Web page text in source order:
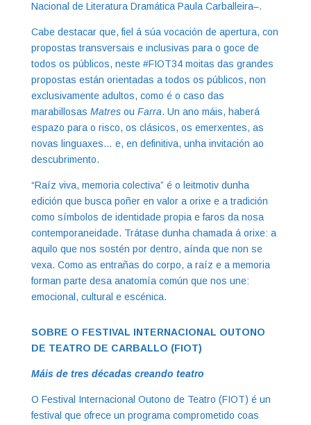
Nacional de Literatura Dramática Paula Carballeira–.
Cabe destacar que, fiel á súa vocación de apertura, con
propostas transversais e inclusivas para o goce de
todos os públicos, neste #FIOT34 moitas das grandes
propostas están orientadas a todos os públicos, non
exclusivamente adultos, como é o caso das
marabillosas Matresou Farra. Un ano máis, haberá
espazo para o risco, os clásicos, os emerxentes, as
novas linguaxes… e, en definitiva, unha invitación ao
descubrimento.
“Raíz viva, memoria colectiva” é o leitmotiv dunha
edición que busca poñer en valor a orixe e a tradición
como símbolos de identidade propia e faros da nosa
contemporaneidade. Trátase dunha chamada á orixe: a
aquilo que nos sostén por dentro, aínda que non se
vexa. Como as entrañas do corpo, a raíz e a memoria
forman parte desa anatomía común que nos une:
emocional, cultural e escénica.
SOBRE O FESTIVAL INTERNACIONAL OUTONO
DE TEATRO DE CARBALLO (FIOT)
Máis de tres décadas creando teatro
O Festival Internacional Outono de Teatro (FIOT) é un
festival que ofrece un programa comprometido coas